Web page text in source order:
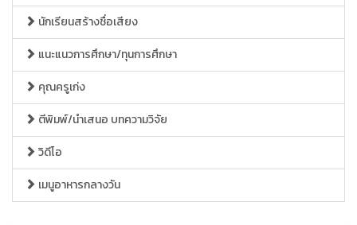
นักเรียนสร้างชื่อเสียง
แนะแนวการศึกษา/ทุนการศึกษา
คุณครูเก่ง
ตีพิมพ์/นำเสนอ บทความวิจัย
วิดีโอ
เมนูอาหารกลางวัน